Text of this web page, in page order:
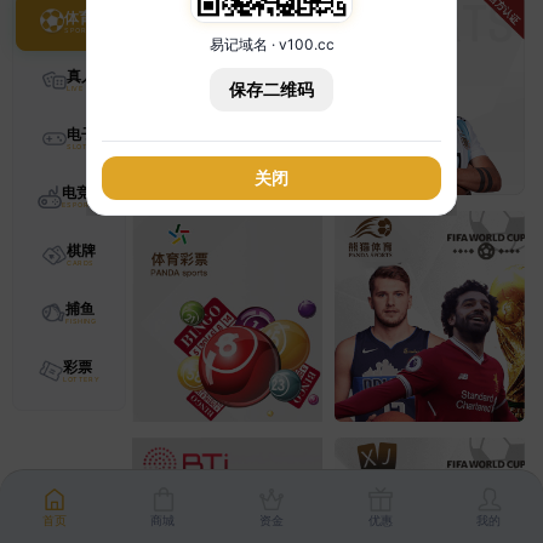
体育
真人
电子
电竞
棋牌
捕鱼
彩票
首页 商城 资金 优惠 我的
易记域名 · v100.cc
保存二维码
关闭